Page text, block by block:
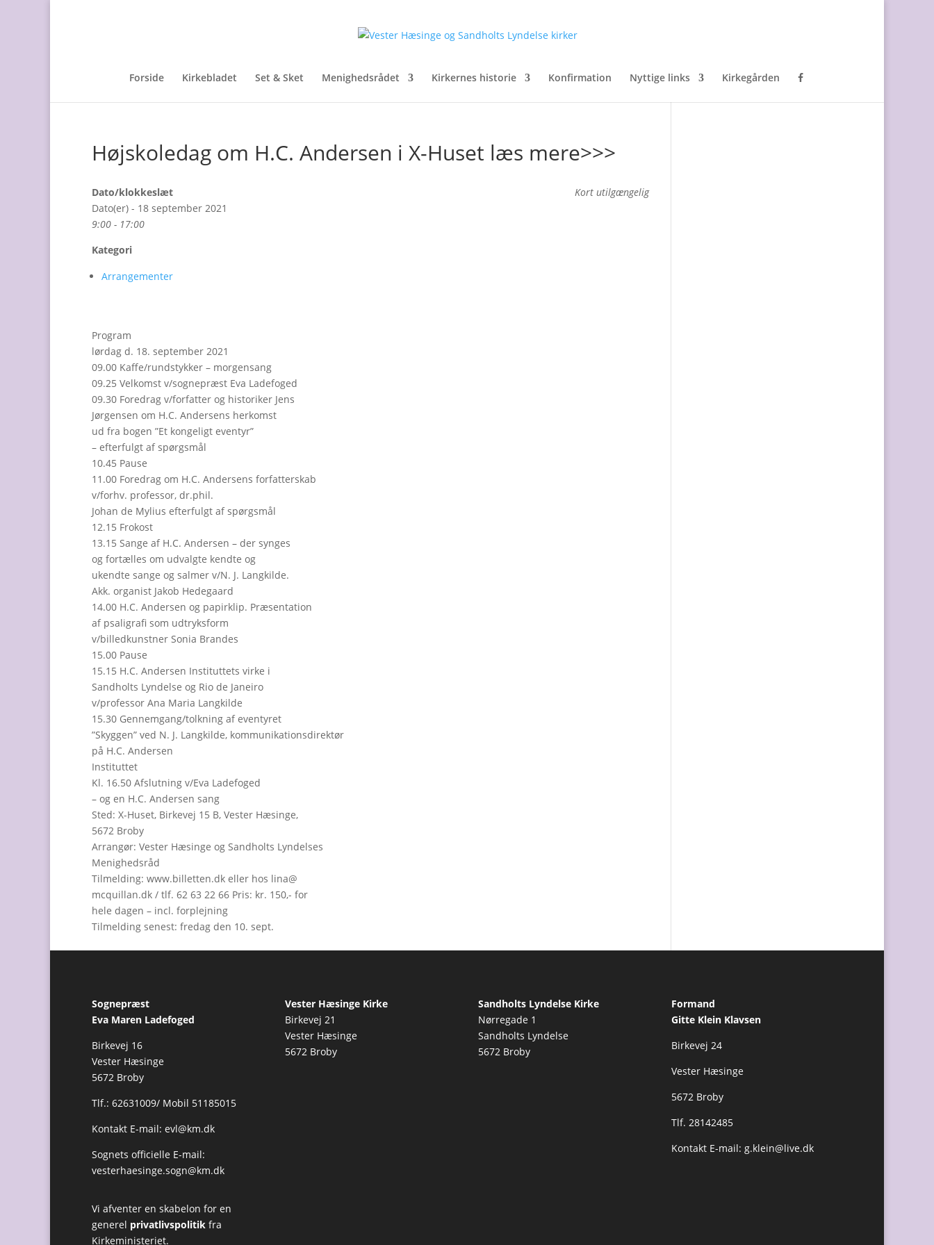
Forside Kirkebladet Set & Sket Menighedsrådet Kirkernes historie Konfirmation Nyttige links Kirkegården
Højskoledag om H.C. Andersen i X-Huset læs mere>>>
Kort utilgængelig
Dato/klokkeslæt
Dato(er) - 18 september 2021
9:00 - 17:00
Kategori
Arrangementer
Program
lørdag d. 18. september 2021
09.00 Kaffe/rundstykker – morgensang
09.25 Velkomst v/sognepræst Eva Ladefoged
09.30 Foredrag v/forfatter og historiker Jens
Jørgensen om H.C. Andersens herkomst
ud fra bogen ”Et kongeligt eventyr”
– efterfulgt af spørgsmål
10.45 Pause
11.00 Foredrag om H.C. Andersens forfatterskab
v/forhv. professor, dr.phil.
Johan de Mylius efterfulgt af spørgsmål
12.15 Frokost
13.15 Sange af H.C. Andersen – der synges
og fortælles om udvalgte kendte og
ukendte sange og salmer v/N. J. Langkilde.
Akk. organist Jakob Hedegaard
14.00 H.C. Andersen og papirklip. Præsentation
af psaligrafi som udtryksform
v/billedkunstner Sonia Brandes
15.00 Pause
15.15 H.C. Andersen Instituttets virke i
Sandholts Lyndelse og Rio de Janeiro
v/professor Ana Maria Langkilde
15.30 Gennemgang/tolkning af eventyret
”Skyggen” ved N. J. Langkilde, kommunikationsdirektør
på H.C. Andersen
Instituttet
Kl. 16.50 Afslutning v/Eva Ladefoged
– og en H.C. Andersen sang
Sted: X-Huset, Birkevej 15 B, Vester Hæsinge,
5672 Broby
Arrangør: Vester Hæsinge og Sandholts Lyndelses
Menighedsråd
Tilmelding: www.billetten.dk eller hos lina@
mcquillan.dk / tlf. 62 63 22 66 Pris: kr. 150,- for
hele dagen – incl. forplejning
Tilmelding senest: fredag den 10. sept.
Sognepræst
Eva Maren Ladefoged
Birkevej 16
Vester Hæsinge
5672 Broby
Tlf.: 62631009/ Mobil 51185015
Kontakt E-mail: evl@km.dk
Sognets officielle E-mail:
vesterhaesinge.sogn@km.dk
Vi afventer en skabelon for en
generel privatlivspolitik fra
Kirkeministeriet.
Vester Hæsinge Kirke
Birkevej 21
Vester Hæsinge
5672 Broby
Sandholts Lyndelse Kirke
Nørregade 1
Sandholts Lyndelse
5672 Broby
Formand
Gitte Klein Klavsen
Birkevej 24
Vester Hæsinge
5672 Broby
Tlf. 28142485
Kontakt E-mail: g.klein@live.dk